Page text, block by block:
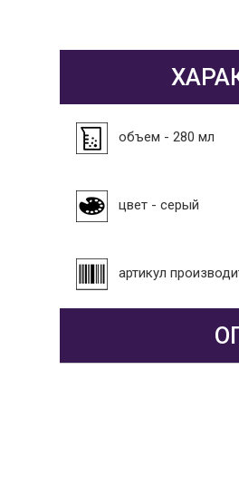
объем - 280 мл
цвет - серый
артикул